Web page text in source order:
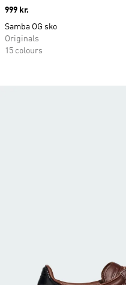
Price
999 kr.
Samba OG sko
Originals
15 colours